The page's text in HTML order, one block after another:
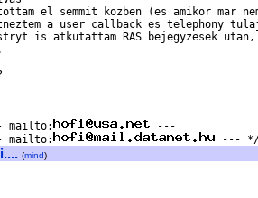
el semmit kozben (es amikor mar
a user callback es telephony
is atkutattam RAS bejegyzesek utan,
mailto:
---
mailto:
(mind)